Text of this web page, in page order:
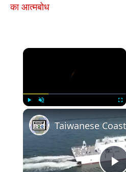
का आत्मबोध
×